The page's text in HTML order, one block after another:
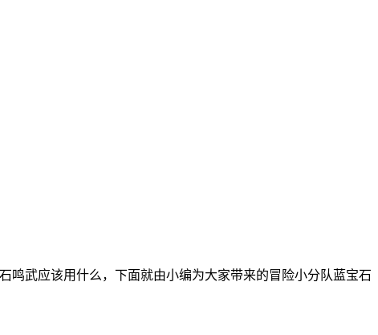
鸣武应该用什么，下面就由小编为大家带来的冒险小分队蓝宝石